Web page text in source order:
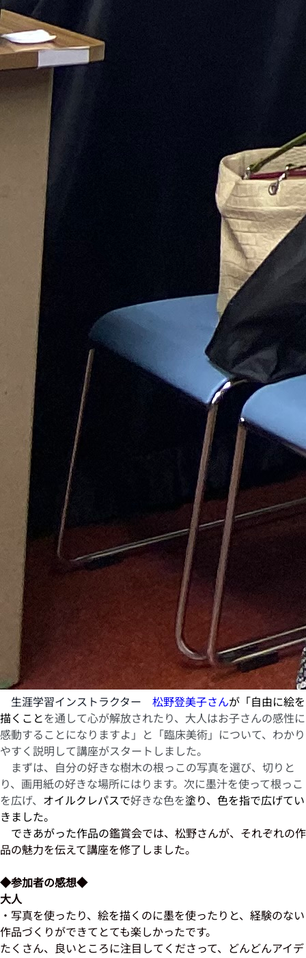
生涯学習インストラクター 松野登美子さんが「自由に絵を
描くことを通して心が解放されたり、大人はお子さんの感性に
感動することになりますよ」と「臨床美術」について、わかり
やすく説明して講座がスタートしました。
まずは、自分の好きな樹木の根っこの写真を選び、切りと
り、画用紙の好きな場所にはります。次に墨汁を使って根っこ
を広げ、 オイルクレパスで好きな色を塗り、色を指で広げてい
きました。
できあがった作品の鑑賞会では、松野さんが、それぞれの作
品の魅力を伝えて講座を修了しました。
◆参加者の感想◆
大人
・写真を使ったり、絵を描くのに墨を使ったりと、経験のない
作品づくりができてとても楽しかったです。
たくさん、良いところに注目してくださって、どんどんアイデ